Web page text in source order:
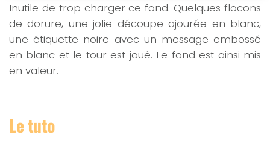
Inutile de trop charger ce fond. Quelques flocons
de dorure, une jolie découpe ajourée en blanc,
une étiquette noire avec un message embossé
en blanc et le tour est joué. Le fond est ainsi mis
en valeur.
Le tuto